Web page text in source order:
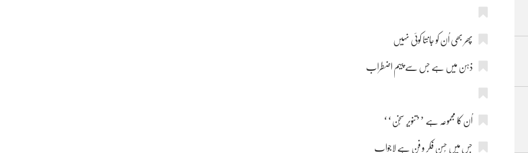
پھر بھی اُن کو جانتا کوئی نہیں
ذہن میں ہے جس سے پیہم اضطراب
اُن کا مجموعہ ہے ’’تنویرِ سُخن‘‘
جس میں حُسنِ فکر و فن ہے لاجواب